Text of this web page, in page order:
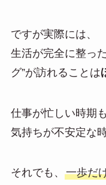
ですが実際には、
生活が完全に整っ
グ”が訪れることは
仕事が忙しい時期
気持ちが不安定な
それでも、 一歩だ